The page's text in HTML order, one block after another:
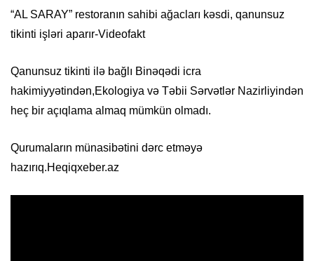
“AL SARAY” restoranın sahibi ağacları kəsdi, qanunsuz
tikinti işləri aparır-Videofakt
Qanunsuz tikinti ilə bağlı Binəqədi icra
hakimiyyətindən,Ekologiya və Təbii Sərvətlər Nazirliyindən
heç bir açıqlama almaq mümkün olmadı.
Qurumaların münasibətini dərc etməyə
hazırıq.Heqiqxeber.az